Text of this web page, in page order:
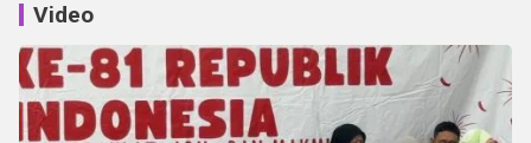
Video